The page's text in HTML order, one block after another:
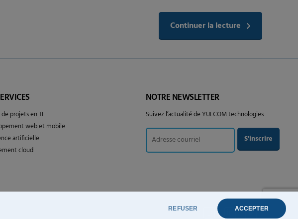
REFUSER ACCEPTER
Continuer la lecture
projets en TI
web et mobile
artificielle
cloud
NOTRE NEWSLETTER
Suivez l’actualité de YULCOM technologies